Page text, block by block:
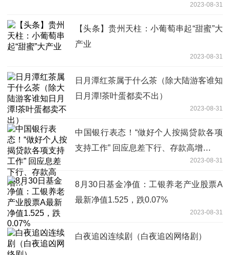
2023-08-31
【头条】贵州天柱：小葡萄串起“甜蜜”大
产业
2023-08-31
日月潭红茶属于什么茶（除大陆游客谁知
日月潭!茶叶蛋都卖不出）
2023-08-31
中国银行表态！“做好个人按揭贷款各项
支持工作” 回应息差下行、存款高增…
2023-08-31
8月30日基金净值：工银养老产业股票A
最新净值1.525，跌0.07%
2023-08-31
白夜追凶连续剧（白夜追凶网络剧）